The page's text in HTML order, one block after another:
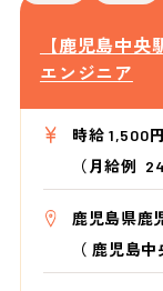
【鹿児島中
エンジニア
時給 1,500
（月給例
鹿児島県鹿
（鹿児島